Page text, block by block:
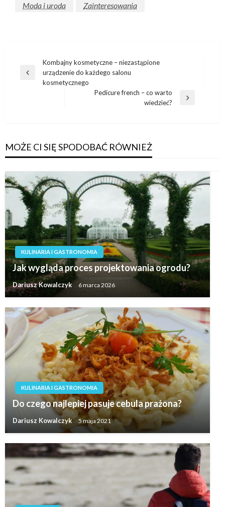
Moda i uroda
Zainteresowania
Nawigacja
wpisu
Poprzedni
Kombajny kosmetyczne – niezastąpione
urządzenie do każdego salonu
kosmetycznego
Pedicure french – co warto
wiedzieć?
MOŻE CI SIĘ SPODOBAĆ RÓWNIEŻ
KULINARIA I GASTRONOMIA
Jak wygląda proces projektowania ogrodu?
Dariusz Kowalczyk 6 marca 2026
KULINARIA I GASTRONOMIA
Do czego najlepiej pasuje cebula prażona?
Dariusz Kowalczyk 5 maja 2021